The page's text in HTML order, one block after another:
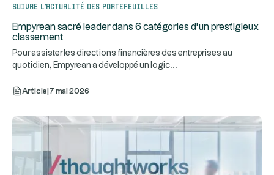
Suivre l’actualité des portefeuilles
Empyrean sacré leader dans 6 catégories d’un prestigieux
classement
Pour assister les directions financières des entreprises au
quotidien, Empyrean a développé un logic
Article 7 mai 2026